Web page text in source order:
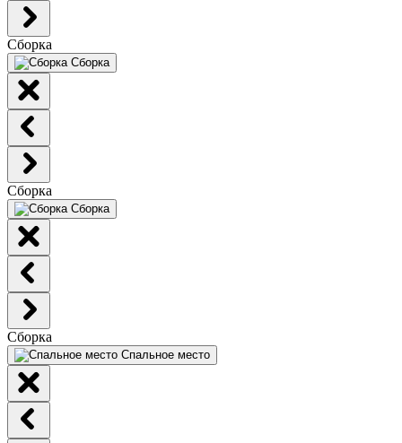
Сборка
Сборка
Сборка
Сборка
Сборка
Спальное место